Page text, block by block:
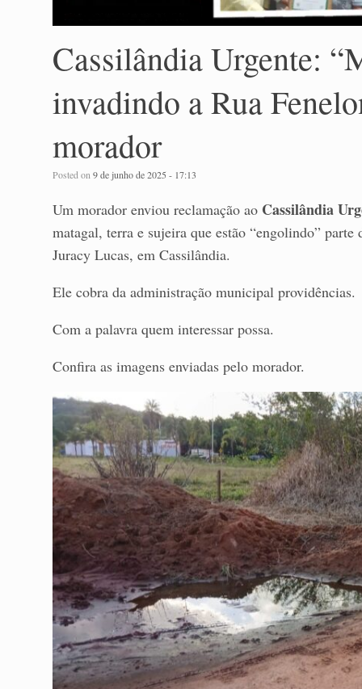
Cassilândia Urgente:
invadindo a Rua
morador
Posted on9 de junho de 2025 - 17:13
Um morador enviou reclamação ao Cassilândia
matagal, terra e sujeira que estão “engolindo”
Juracy Lucas, em Cassilândia.
Ele cobra da administração municipal providências.
Com a palavra quem interessar possa.
Confira as imagens enviadas pelo morador.